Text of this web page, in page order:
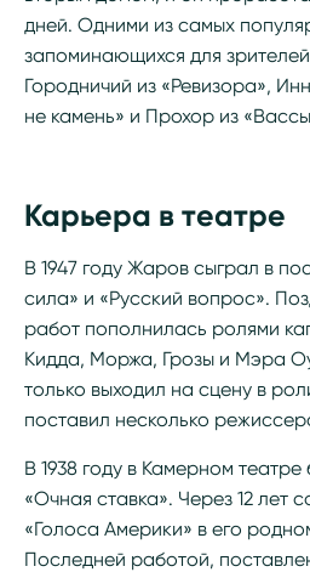
дней. Одними из самых
запоминающихся для
Городничий из «Ревизора»,
не камень» и Прохор из
Карьера в театре
В 1947 году Жаров сыграл в
сила» и «Русский вопрос».
работ пополнилась ролями
Кидда, Моржа, Грозы и Мэра
только выходил на сцену в
поставил несколько
В 1938 году в Камерном
«Очная ставка». Через 12 лет
«Голоса Америки» в его
Последней работой,